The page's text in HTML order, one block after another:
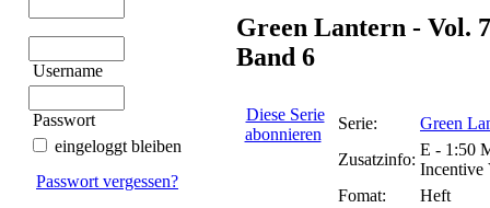
Username
Passwort
eingeloggt bleiben
Passwort vergessen?
Green Lantern - Vol.
Band 6
Diese Serie
abonnieren
Serie:
Green
Zusatzinfo:
E - 1:50
Incentive
Fomat:
Heft